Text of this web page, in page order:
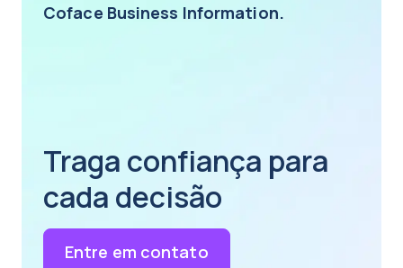
Coface Business Information.
Traga confiança para
cada decisão
Entre em contato